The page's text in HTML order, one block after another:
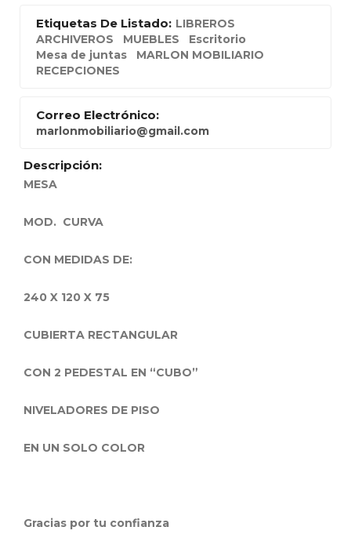
Etiquetas De Listado: LIBREROS
ARCHIVEROS
MUEBLES
Escritorio
Mesa de juntas
MARLON MOBILIARIO
RECEPCIONES
Correo Electrónico:
marlonmobiliario@gmail.com
Descripción:
MESA
MOD. CURVA
CON MEDIDAS DE:
240 X 120 X 75
CUBIERTA RECTANGULAR
CON 2 PEDESTAL EN “CUBO”
NIVELADORES DE PISO
EN UN SOLO COLOR
Gracias por tu confianza